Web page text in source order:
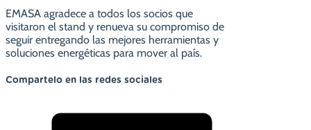
EMASA agradece a todos los socios que
visitaron el stand y renueva su compromiso de
seguir entregando las mejores herramientas y
soluciones energéticas para mover al país.
Compartelo en las redes sociales